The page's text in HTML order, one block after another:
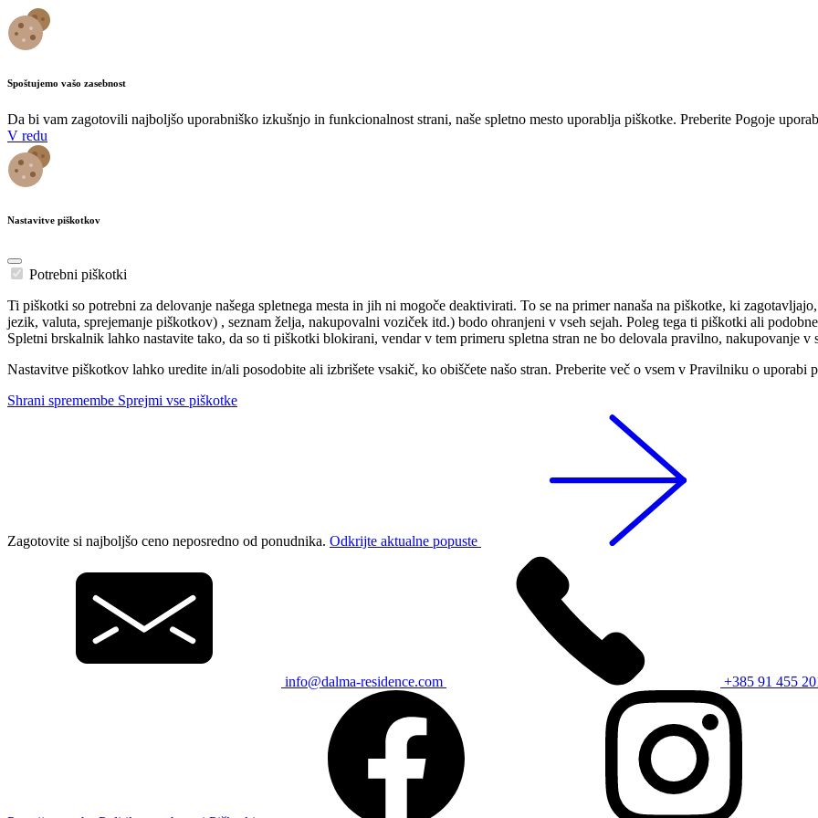
Spoštujemo vašo zasebnost
Da bi vam zagotovili najboljšo uporabniško izkušnjo in funkcionalnost strani, naše spletno mesto uporablja piškotke. Preberite Pogoje
V redu
Nastavitve piškotkov
Potrebni piškotki
Ti piškotki so potrebni za delovanje našega spletnega mesta in jih ni mogoče deaktivirati. To se na primer nanaša na piškotke, ki
jezik, valuta, sprejemanje piškotkov) , seznam želja, nakupovalni voziček itd.) bodo ohranjeni v vseh sejah. Poleg tega ti piškotki ali
Spletni brskalnik lahko nastavite tako, da so ti piškotki blokirani, vendar v tem primeru spletna stran ne bo delovala pravilno, nakupovanje
Nastavitve piškotkov lahko uredite in/ali posodobite ali izbrišete vsakič, ko obiščete našo stran. Preberite več o vsem v Pravilniku o uporabi
Shrani spremembe Sprejmi vse piškotke
Zagotovite si najboljšo ceno neposredno od ponudnika. Odkrijte aktualne popuste
info@dalma-residence.com +385 91 455